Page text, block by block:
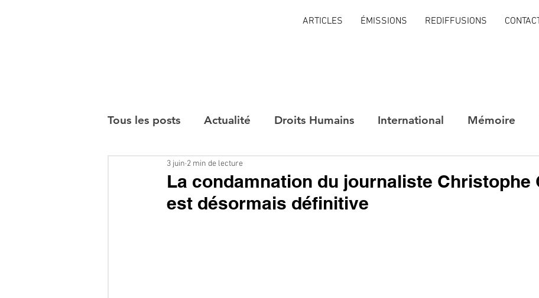
ARTICLES ÉMISSIONS REDIFFUSIONS
Tous les posts Actualité Droits Humains International Mémoire
Interviews
La condamnation du journaliste Christophe
est désormais définitive
3 juin 2 min de lecture